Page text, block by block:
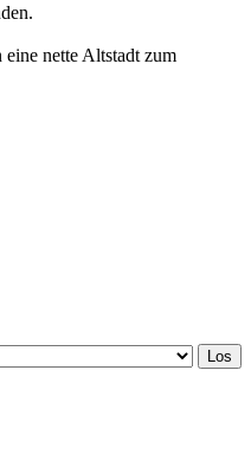
nette Altstadt zum